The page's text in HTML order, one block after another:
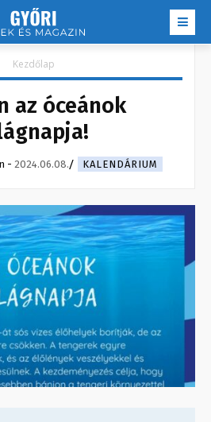
Kezdőlap
az óceánok
- 2024.06.08. KALENDÁRIUM